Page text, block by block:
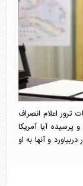
ترور اعلام انصراف
آیا آمریکا
و آنها به او